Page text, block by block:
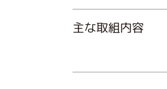
主な取組内容